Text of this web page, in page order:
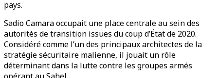
pays.
Sadio Camara occupait une place centrale au sein des
autorités de transition issues du coup d’État de 2020.
Considéré comme l’un des principaux architectes de la
stratégie sécuritaire malienne, il jouait un rôle
déterminant dans la lutte contre les groupes armés